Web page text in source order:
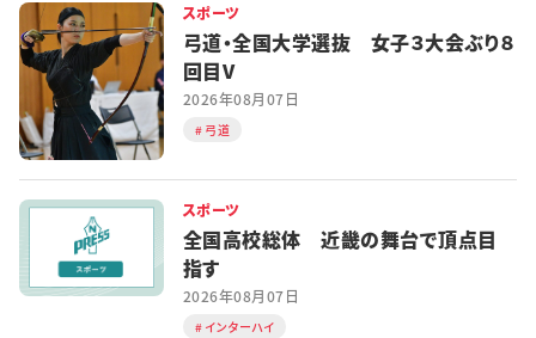
スポーツ
弓道・全国大学選抜 女子３大会ぶり８
回目V
2026年08月07日
弓道
スポーツ
全国高校総体 近畿の舞台で頂点目
指す
2026年08月07日
インターハイ